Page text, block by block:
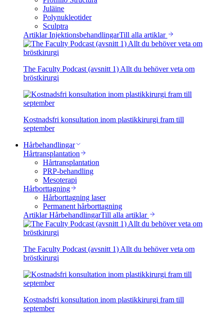
Juläine
Polynukleotider
Sculptra
Artiklar InjektionsbehandlingarTill alla artiklar
The Faculty Podcast (avsnitt 1) Allt du behöver veta om
bröstkirurgi
Kostnadsfri konsultation inom plastikkirurgi fram till
september
Hårbehandlingar
Hårtransplantation
Hårtransplantation
PRP-behandling
Mesoterapi
Hårborttagning
Hårborttagning laser
Permanent hårborttagning
Artiklar HårbehandlingarTill alla artiklar
The Faculty Podcast (avsnitt 1) Allt du behöver veta om
bröstkirurgi
Kostnadsfri konsultation inom plastikkirurgi fram till
september